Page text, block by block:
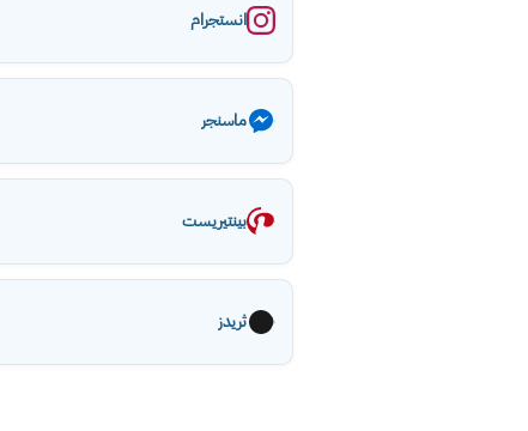
انستجرام
ماسنجر
بينتيريست
ثريدز